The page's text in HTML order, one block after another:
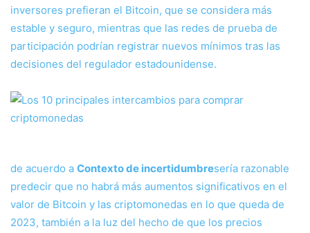
inversores prefieran el Bitcoin, que se considera más
estable y seguro, mientras que las redes de prueba de
participación podrían registrar nuevos mínimos tras las
decisiones del regulador estadounidense.
de acuerdo a Contexto de incertidumbresería razonable
predecir que no habrá más aumentos significativos en el
valor de Bitcoin y las criptomonedas en lo que queda de
2023, también a la luz del hecho de que los precios